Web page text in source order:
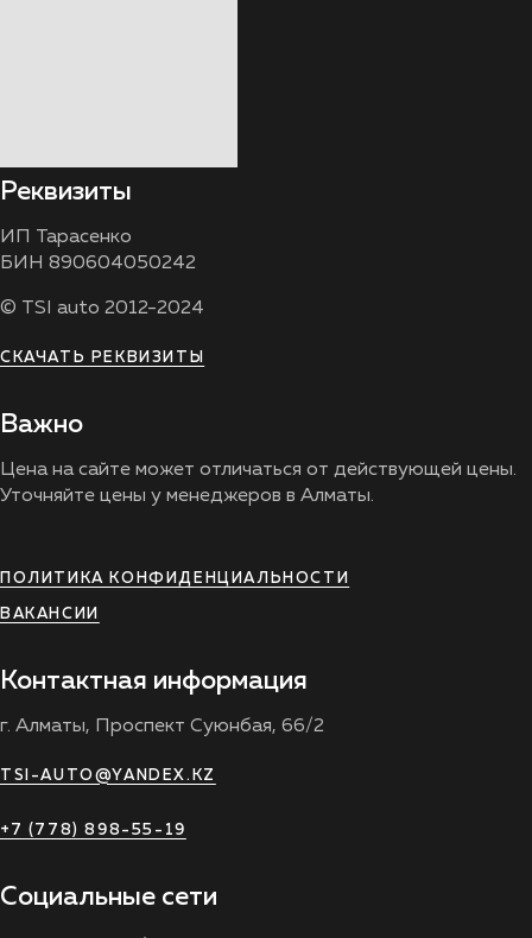
Реквизиты
ИП Тарасенко
БИН 890604050242
© TSI auto 2012-2024
СКАЧАТЬ РЕКВИЗИТЫ
Важно
Цена на сайте может отличаться от действующей цены.
Уточняйте цены у менеджеров в Алматы.
ПОЛИТИКА КОНФИДЕНЦИАЛЬНОСТИ
ВАКАНСИИ
Контактная информация
г. Алматы, Проспект Суюнбая, 66/2
TSI-AUTO@YANDEX.KZ
+7 (778) 898-55-19
Социальные сети